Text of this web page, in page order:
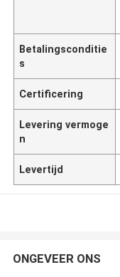
Betalingsconditie
s
Certificering
Levering vermoge
n
Levertijd
ONGEVEER ONS